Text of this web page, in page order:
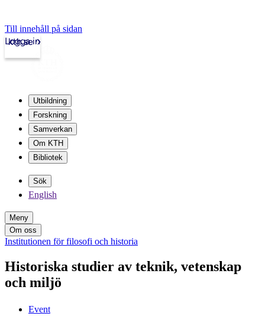
Till innehåll på sidan
kth.se
Logga in
Utbildning
Forskning
Samverkan
Om KTH
Bibliotek
Sök
English
Meny
Om oss
Institutionen för filosofi och historia
Historiska studier av teknik, vetenskap
och miljö
Event